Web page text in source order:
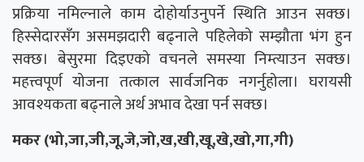
प्रक्रिया नमिल्नाले काम दोहोर्याउनुपर्ने स्थिति आउन सक्छ।
हिस्सेदारसँग असमझदारी बढ्नाले पहिलेको सम्झौता भंग हुन
सक्छ। बेसुरमा दिइएको वचनले समस्या निम्त्याउन सक्छ।
महत्त्वपूर्ण योजना तत्काल सार्वजनिक नगर्नुहोला। घरायसी
आवश्यकता बढ्नाले अर्थ अभाव देखा पर्न सक्छ।
मकर (भो,जा,जी,जू,जे,जो,ख,खी,खू,खे,खो,गा,गी)